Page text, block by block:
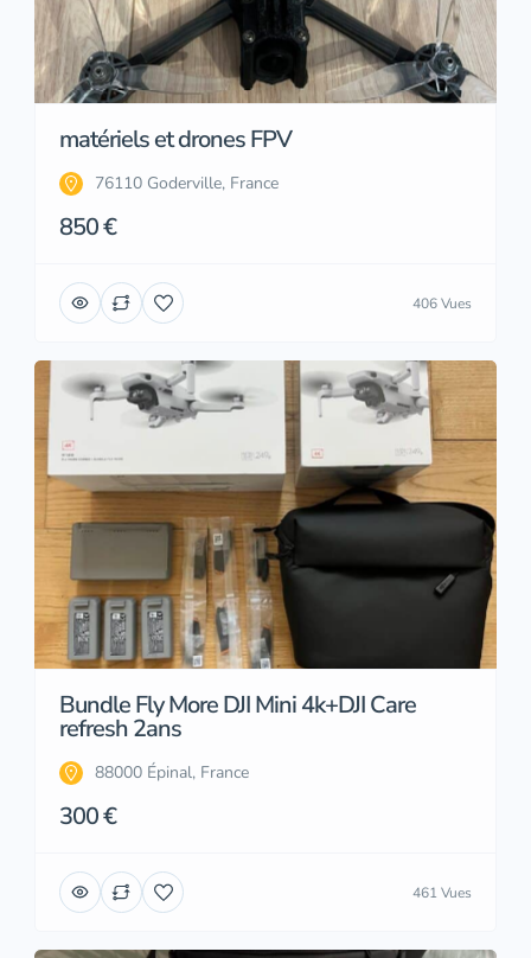
matériels et drones FPV
76110 Goderville, France
850 €
406 Vues
Bundle Fly More DJI Mini 4k+DJI Care
refresh 2ans
88000 Épinal, France
300 €
461 Vues